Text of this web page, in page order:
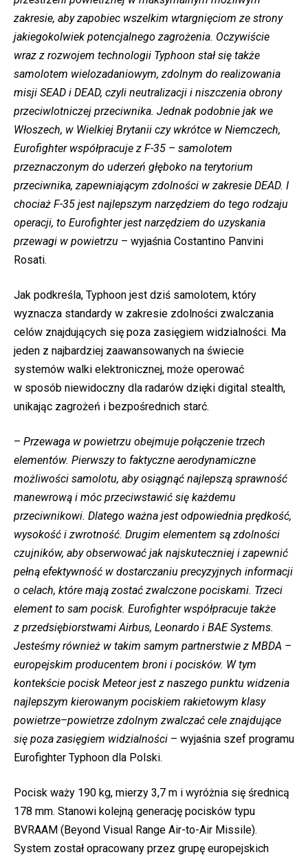
zakresie, aby zapobiec wszelkim wtargnięciom ze strony
jakiegokolwiek potencjalnego zagrożenia. Oczywiście
wraz z rozwojem technologii Typhoon stał się także
samolotem wielozadaniowym, zdolnym do realizowania
misji SEAD i DEAD, czyli neutralizacji i niszczenia obrony
przeciwlotniczej przeciwnika. Jednak podobnie jak we
Włoszech, w Wielkiej Brytanii czy wkrótce w Niemczech,
Eurofighter współpracuje z F-35 – samolotem
przeznaczonym do uderzeń głęboko na terytorium
przeciwnika, zapewniającym zdolności w zakresie DEAD. I
chociaż F-35 jest najlepszym narzędziem do tego rodzaju
operacji, to Eurofighter jest narzędziem do uzyskania
przewagi w powietrzu – wyjaśnia Costantino Panvini
Rosati.
Jak podkreśla, Typhoon jest dziś samolotem, który
wyznacza standardy w zakresie zdolności zwalczania
celów znajdujących się poza zasięgiem widzialności. Ma
jeden z najbardziej zaawansowanych na świecie
systemów walki elektronicznej, może operować
w sposób niewidoczny dla radarów dzięki digital stealth,
unikając zagrożeń i bezpośrednich starć.
– Przewaga w powietrzu obejmuje połączenie trzech
elementów. Pierwszy to faktyczne aerodynamiczne
możliwości samolotu, aby osiągnąć najlepszą sprawność
manewrową i móc przeciwstawić się każdemu
przeciwnikowi. Dlatego ważna jest odpowiednia prędkość,
wysokość i zwrotność. Drugim elementem są zdolności
czujników, aby obserwować jak najskuteczniej i zapewnić
pełną efektywność w dostarczaniu precyzyjnych informacji
o celach, które mają zostać zwalczone pociskami. Trzeci
element to sam pocisk. Eurofighter współpracuje także
z przedsiębiorstwami Airbus, Leonardo i BAE Systems.
Jesteśmy również w takim samym partnerstwie z MBDA –
europejskim producentem broni i pocisków. W tym
kontekście pocisk Meteor jest z naszego punktu widzenia
najlepszym kierowanym pociskiem rakietowym klasy
powietrze–powietrze zdolnym zwalczać cele znajdujące
się poza zasięgiem widzialności – wyjaśnia szef programu
Eurofighter Typhoon dla Polski.
Pocisk waży 190 kg, mierzy 3,7 m i wyróżnia się średnicą
178 mm. Stanowi kolejną generację pocisków typu
BVRAAM (Beyond Visual Range Air-to-Air Missile).
System został opracowany przez grupę europejskich